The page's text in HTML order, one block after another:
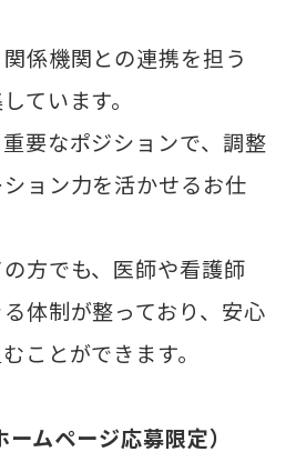
係機関との連携を担う
ています。
要なポジションで、調整
ョン力を活かせるお仕
方でも、医師や看護師
体制が整っており、安心
ことができます。
ムページ応募限定）